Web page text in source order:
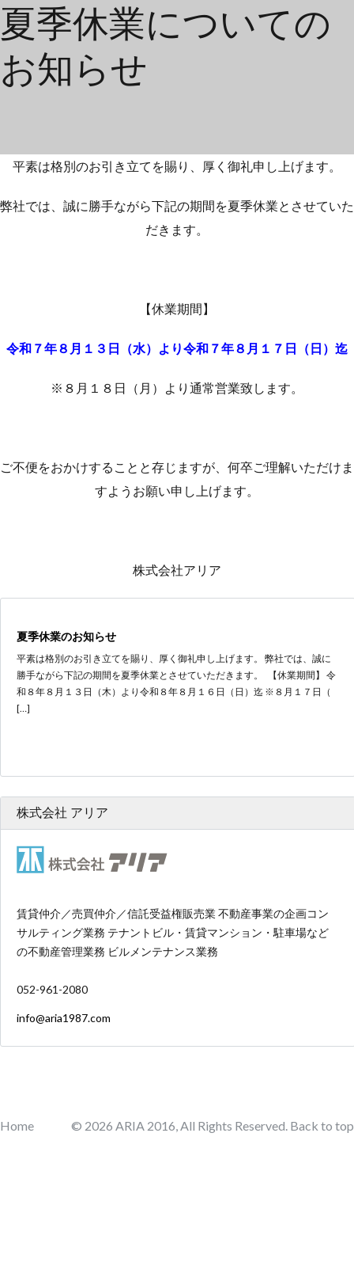
夏季休業についての
お知らせ
平素は格別のお引き立てを賜り、厚く御礼申し上げます。
弊社では、誠に勝手ながら下記の期間を夏季休業とさせていた
だきます。
【休業期間】
令和７年８月１３日（水）より令和７年８月１７日（日）迄
※８月１８日（月）より通常営業致します。
ご不便をおかけすることと存じますが、何卒ご理解いただけま
すようお願い申し上げます。
株式会社アリア
夏季休業のお知らせ
平素は格別のお引き立てを賜り、厚く御礼申し上げます。 弊社では、誠に
勝手ながら下記の期間を夏季休業とさせていただきます。 【休業期間】 令
和８年８月１３日（木）より令和８年８月１６日（日）迄 ※８月１７日（
[…]
株式会社 アリア
賃貸仲介／売買仲介／信託受益権販売業 不動産事業の企画コン
サルティング業務 テナントビル・賃貸マンション・駐車場など
の不動産管理業務 ビルメンテナンス業務
052-961-2080
info@aria1987.com
Home © 2026 ARIA 2016, All Rights Reserved. Back to top